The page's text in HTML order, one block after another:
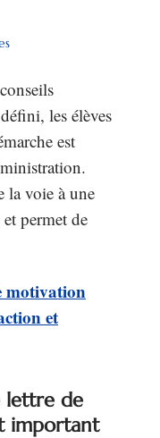
les élèves
est
la voie à une
permet de
motivation
et
lettre de
important